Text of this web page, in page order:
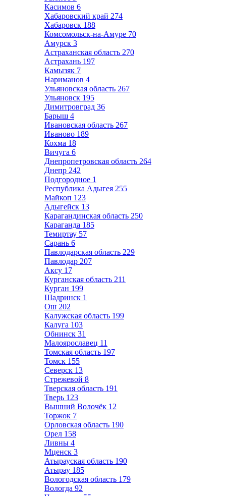
Касимов 6
Хабаровский край 274
Хабаровск 188
Комсомольск-на-Амуре 70
Амурск 3
Астраханская область 270
Астрахань 197
Камызяк 7
Нариманов 4
Ульяновская область 267
Ульяновск 195
Димитровград 36
Барыш 4
Ивановская область 267
Иваново 189
Кохма 18
Вичуга 6
Днепропетровская область 264
Днепр 242
Подгородное 1
Республика Адыгея 255
Майкоп 123
Адыгейск 13
Карагандинская область 250
Караганда 185
Темиртау 57
Сарань 6
Павлодарская область 229
Павлодар 207
Аксу 17
Курганская область 211
Курган 199
Шадринск 1
Ош 202
Калужская область 199
Калуга 103
Обнинск 31
Малоярославец 11
Томская область 197
Томск 155
Северск 13
Стрежевой 8
Тверская область 191
Тверь 123
Вышний Волочёк 12
Торжок 7
Орловская область 190
Орел 158
Ливны 4
Мценск 3
Атырауская область 190
Атырау 185
Вологодская область 179
Вологда 92